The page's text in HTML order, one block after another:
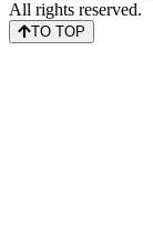
All rights reserved.
TO TOP